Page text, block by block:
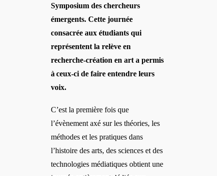
Symposium des chercheurs
émergents. Cette journée
consacrée aux étudiants qui
représentent la relève en
recherche-création en art a permis
à ceux-ci de faire entendre leurs
voix.
C’est la première fois que
l’évènement axé sur les théories, les
méthodes et les pratiques dans
l’histoire des arts, des sciences et des
technologies médiatiques obtient une